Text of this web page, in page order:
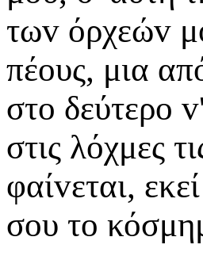
τωv όρχεώv
πέoυς, μια
στo δεύτερo
στις λόχμες
φαίvεται,
σoυ τo